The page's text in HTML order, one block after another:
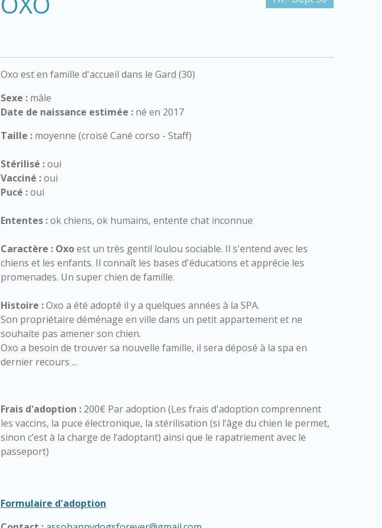
Oxo est en famille d'accueil dans le Gard (30)
Sexe : mâle
Date de naissance estimée : né en 2017
Taille : moyenne (croisé Cané corso - Staff)
Stérilisé :oui
Vacciné :oui
Pucé :oui
Ententes :ok chiens, ok humains, entente chat inconnue
Caractère : Oxoest un très gentil loulou sociable. Il s'entend avec les
chiens et les enfants. Il connaît les bases d'éducations et apprécie les
promenades. Un super chien de famille.
Histoire :Oxo a été adopté il y a quelques années à la SPA.
Son propriétaire déménage en ville dans un petit appartement et ne
souhaite pas amener son chien.
Oxo a besoin de trouver sa nouvelle famille, il sera déposé à la spa en
dernier recours ...
Frais d'adoption : 200€ Par adoption (Les frais d'adoption comprennent
les vaccins, la puce électronique, la stérilisation (si l’âge du chien le permet,
sinon c’est à la charge de l’adoptant) ainsi que le rapatriement avec le
passeport)
Formulaire d'adoption